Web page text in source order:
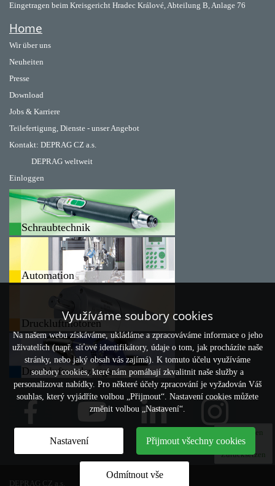
Eingetragen beim Kreisgericht Hradec Králové, Abteilung B, Anlage 76
Home
Wir über uns
Neuheiten
Presse
Download
Jobs & Karriere
Teilefertigung, Dienste - unser Angebot
Kontakt: DEPRAG CZ a.s.
DEPRAG weltweit
Einloggen
Schraubtechnik
Automation
Druckluftmotoren
Druckluftwerkzeuge
DEPRAG CZ a.s.
Vergleichen
0
Zurücksetzen
Využíváme soubory cookies
Na našem webu získáváme, ukládáme a zpracováváme informace o jeho
uživatelích (např. síťové identifikátory, údaje o tom, jak procházíte naše
stránky, nebo jaký obsah vás zajímá). K tomuto účelu využíváme
soubory cookies, které nám pomáhají zkvalitnit naše služby a
personalizovat nabídky. Pro některé účely zpracování je vyžadován Váš
souhlas, který vyjádříte volbou „Přijmout“. Nastavení cookies můžete
změnit volbou „Nastavení“.
Nastavení Přijmout všechny cookies
Odmítnout vše